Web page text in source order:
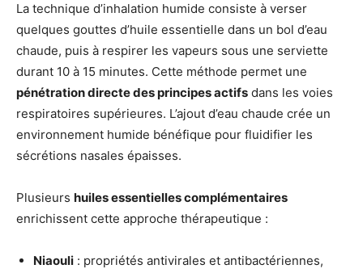
La technique d’inhalation humide consiste à verser
quelques gouttes d’huile essentielle dans un bol d’eau
chaude, puis à respirer les vapeurs sous une serviette
durant 10 à 15 minutes. Cette méthode permet une
pénétration directe des principes actifs dans les voies
respiratoires supérieures. L’ajout d’eau chaude crée un
environnement humide bénéfique pour fluidifier les
sécrétions nasales épaisses.
Plusieurs huiles essentielles complémentaires
enrichissent cette approche thérapeutique :
Niaouli : propriétés antivirales et antibactériennes,